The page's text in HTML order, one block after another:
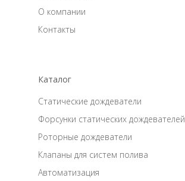
О компании
Контакты
Статические дождеватели
Форсунки статических дождевателей
Роторные дождеватели
Клапаны для систем полива
Автоматизация
Каталог